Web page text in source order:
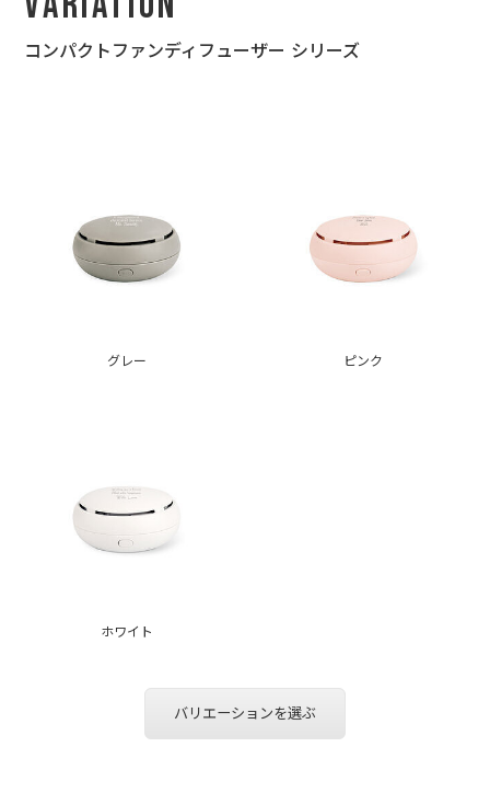
コンパクトファンディフューザー シリーズ
グレー ピンク
ホワイト
バリエーションを選ぶ